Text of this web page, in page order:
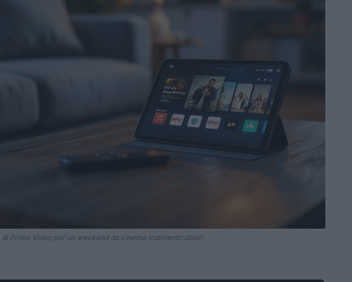
Prime Video per un weekend da cinema indimenticabile!